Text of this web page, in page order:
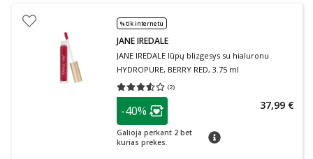
% tik internetu
JANE IREDALE
JANE IREDALE lūpų blizgesys su hialuronu
HYDROPURE, BERRY RED, 3.75 ml
(2)
Vidutinis įvertinimas 3.50
patarimas
Lojalumo klubo narių nuolaida
-40%
Galioja perkant 2 bet
kurias prekes.
patarimas
37,99 €